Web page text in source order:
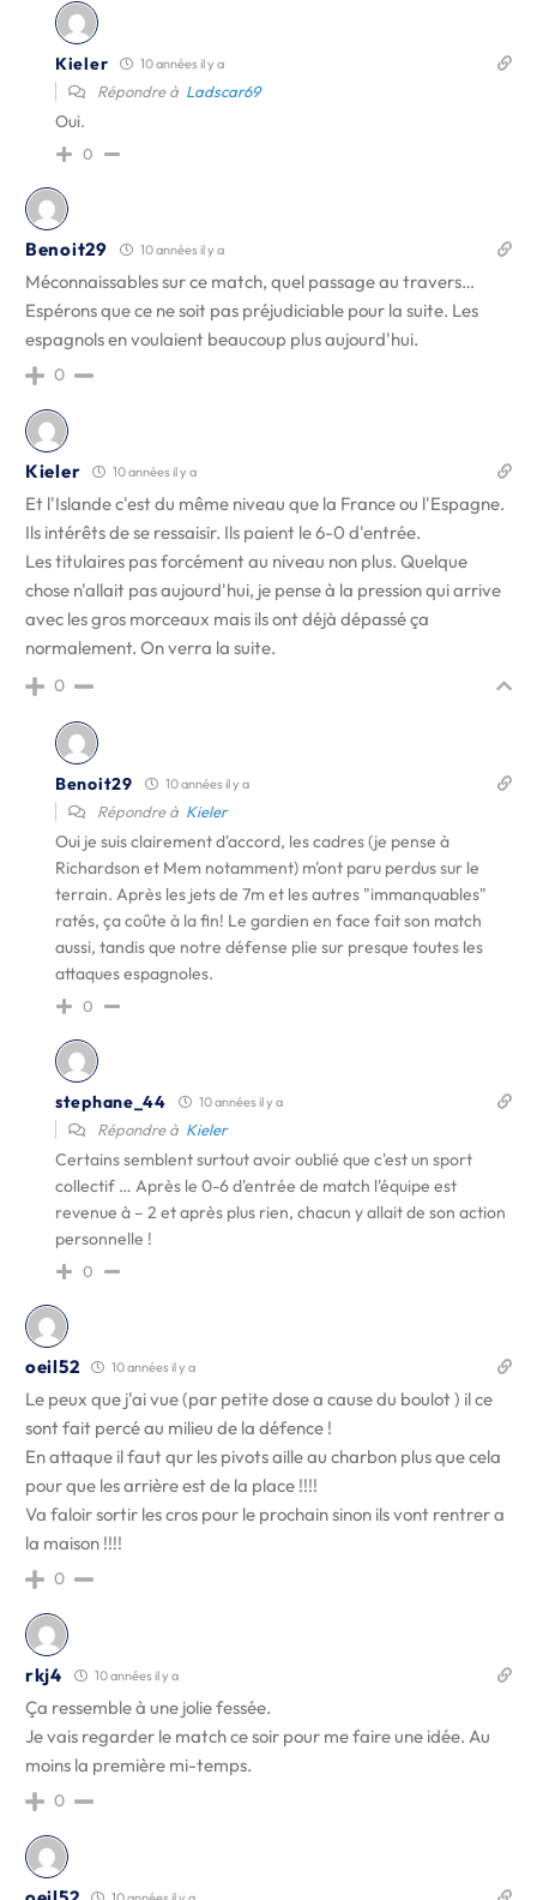
Kieler 10 années il y a
Répondre à Ladscar69
Oui.
0
Benoit29 10 années il y a
Méconnaissables sur ce match, quel passage au travers…
Espérons que ce ne soit pas préjudiciable pour la suite. Les
espagnols en voulaient beaucoup plus aujourd'hui.
0
Kieler 10 années il y a
Et l'Islande c'est du même niveau que la France ou l'Espagne.
Ils intérêts de se ressaisir. Ils paient le 6-0 d'entrée.
Les titulaires pas forcément au niveau non plus. Quelque
chose n'allait pas aujourd'hui, je pense à la pression qui arrive
avec les gros morceaux mais ils ont déjà dépassé ça
normalement. On verra la suite.
0
Benoit29 10 années il y a
Répondre à Kieler
Oui je suis clairement d'accord, les cadres (je pense à
Richardson et Mem notamment) m'ont paru perdus sur le
terrain. Après les jets de 7m et les autres "immanquables"
ratés, ça coûte à la fin! Le gardien en face fait son match
aussi, tandis que notre défense plie sur presque toutes les
attaques espagnoles.
0
stephane_44 10 années il y a
Répondre à Kieler
Certains semblent surtout avoir oublié que c'est un sport
collectif … Après le 0-6 d'entrée de match l'équipe est
revenue à – 2 et après plus rien, chacun y allait de son action
personnelle !
0
oeil52 10 années il y a
Le peux que j'ai vue (par petite dose a cause du boulot ) il ce
sont fait percé au milieu de la défence !
En attaque il faut qur les pivots aille au charbon plus que cela
pour que les arrière est de la place !!!!
Va faloir sortir les cros pour le prochain sinon ils vont rentrer a
la maison !!!!
0
rkj4 10 années il y a
Ça ressemble à une jolie fessée.
Je vais regarder le match ce soir pour me faire une idée. Au
moins la première mi-temps.
0